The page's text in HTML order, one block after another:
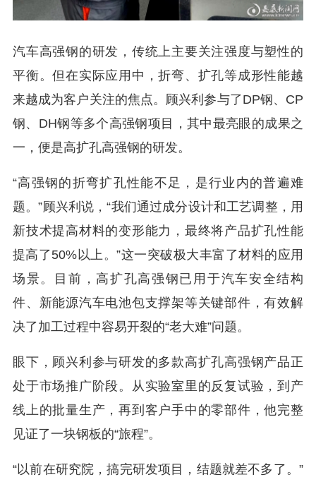
汽车高强钢的研发，传统上主要关注强度与塑性的
平衡。但在实际应用中，折弯、扩孔等成形性能越
来越成为客户关注的焦点。顾兴利参与了DP钢、CP
钢、DH钢等多个高强钢项目，其中最亮眼的成果之
一，便是高扩孔高强钢的研发。
“高强钢的折弯扩孔性能不足，是行业内的普遍难
题。”顾兴利说，“我们通过成分设计和工艺调整，用
新技术提高材料的变形能力，最终将产品扩孔性能
提高了50%以上。”这一突破极大丰富了材料的应用
场景。目前，高扩孔高强钢已用于汽车安全结构
件、新能源汽车电池包支撑架等关键部件，有效解
决了加工过程中容易开裂的“老大难”问题。
眼下，顾兴利参与研发的多款高扩孔高强钢产品正
处于市场推广阶段。从实验室里的反复试验，到产
线上的批量生产，再到客户手中的零部件，他完整
见证了一块钢板的“旅程”。
“以前在研究院，搞完研发项目，结题就差不多了。”